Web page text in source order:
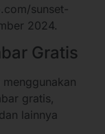
sunset-
2024.
Gratis
gratis,
lainnya